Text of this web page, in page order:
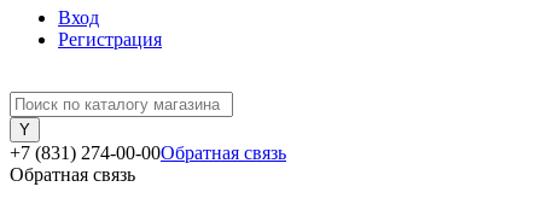
Вход
Регистрация
+7 (831) 274-00-00Обратная связь
Обратная связь